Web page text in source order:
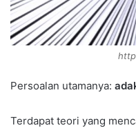
Persoalan utamanya:
Terdapat teori yang